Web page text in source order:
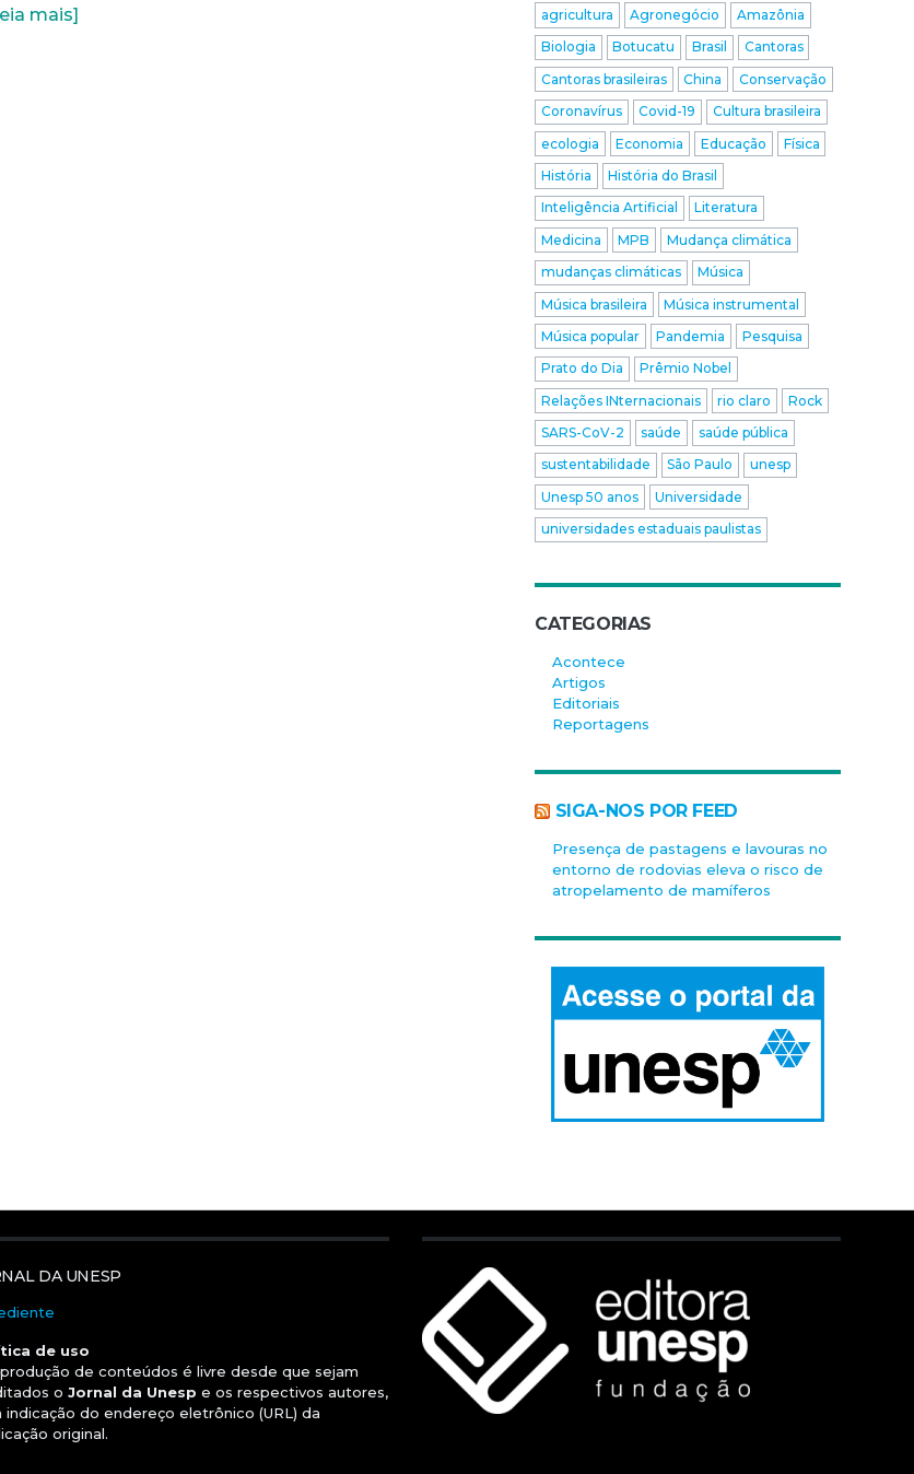
mais] agricultura Agronegócio
Amazônia
Biologia
Botucatu Brasil
Cantoras
Cantoras brasileiras
China
Conservação
Coronavírus
Covid-19
Cultura brasileira
ecologia
Economia Educação
Física
História
História do Brasil
Inteligência Artificial
Literatura
Medicina
MPB
Mudança climática
mudanças climáticas
Música
Música brasileira
Música instrumental
Música popular
Pandemia
Pesquisa
Prato do Dia
Prêmio Nobel
Relações INternacionais
rio claro
Rock
SARS-CoV-2
saúde
saúde pública
sustentabilidade
São Paulo
unesp
Unesp 50 anos
Universidade
universidades estaduais paulistas
CATEGORIAS
Acontece
Artigos
Editoriais
Reportagens
SIGA-NOS POR FEED
Presença de pastagens e lavouras no
entorno de rodovias eleva o risco de
atropelamento de mamíferos
DA UNESP
de uso
de conteúdos é livre desde que sejam
oJornal da Unesp e os respectivos autores,
indicação do endereço eletrônico (URL) da
original.